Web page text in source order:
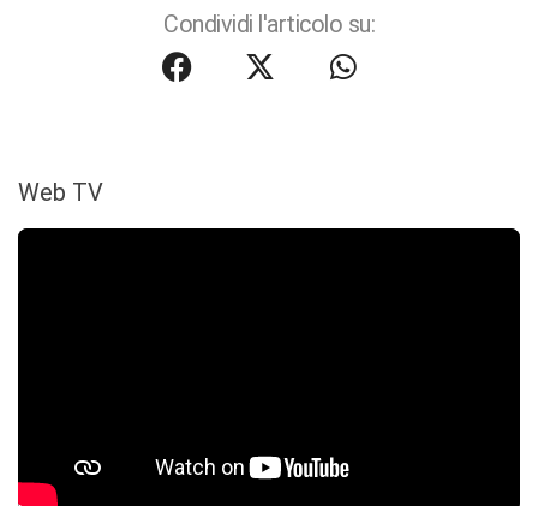
Condividi l'articolo su:
Web TV